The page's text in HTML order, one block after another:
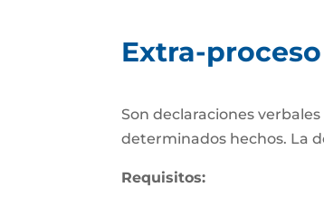
Extra-
Son declaraciones
determinados hechos. La
Requisitos: